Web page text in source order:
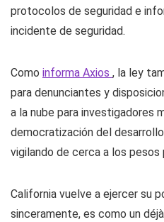
protocolos de seguridad e
incidente de seguridad.
Como informa Axios , la ley
para denunciantes y
a la nube para investigadores
democratización del
vigilando de cerca a los pesos
California vuelve a ejercer su
sinceramente, es como un